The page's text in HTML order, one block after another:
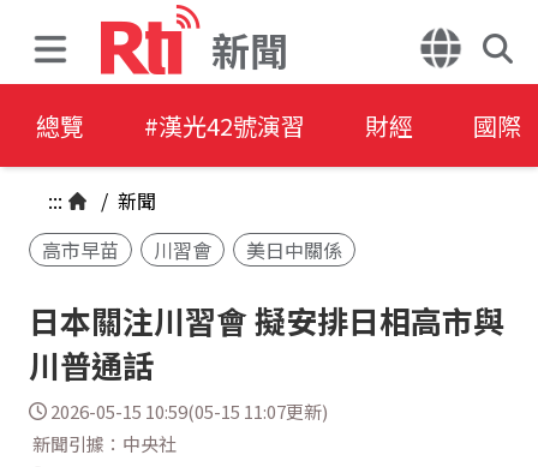
新聞
總覽 #漢光42號演習 財經 國際
::: / 新聞
高市早苗
川習會 美日中關係
日本關注川習會 擬安排日相高市與
川普通話
2026-05-15 10:59(05-15 11:07更新)
新聞引據：中央社